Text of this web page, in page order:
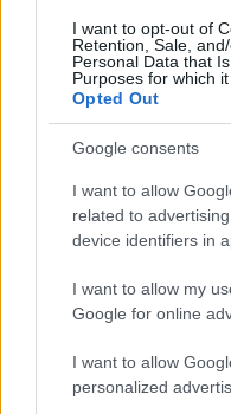
I want to opt-out of
Retention, Sale,
Personal Data that
Purposes for which it
Opted Out
Google consents
I want to allow
related to
device identifiers in
I want to allow my
Google for online
I want to allow
personalized
za delovanje
more sanirati
navedla in dodala, da
nadzornih organov za
pravnih podlag za
Po svetu se razmere
koronavirusa ne
dnevu potrdili
covidom-19 je umrlo